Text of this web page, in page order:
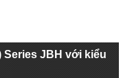
Series JBH với kiểu